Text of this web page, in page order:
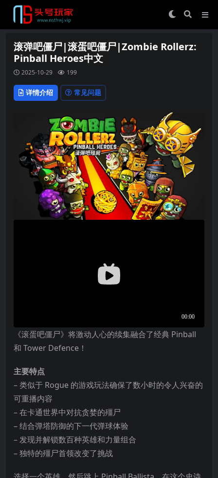
滚弹吧僵尸|滚蛋吧僵尸|Zombie Rollerz:
Pinball Heroes中文
2025-10-29 199
详情介绍 常见问题
《滚蛋吧僵尸》将激动人心的续集融合了经典 Pinball
和 Tower Defence！
主要特点
– 类似于 Rogue 的游戏玩法确保了数小时的令人兴奋的
可重播内容
– 在卡通世界中对抗贪婪的殭尸
– 结合弹塔防御的下一代弹球体验
– 发现并解锁数百种英雄和力量组合
– 独特的殭尸首领改变了挑战